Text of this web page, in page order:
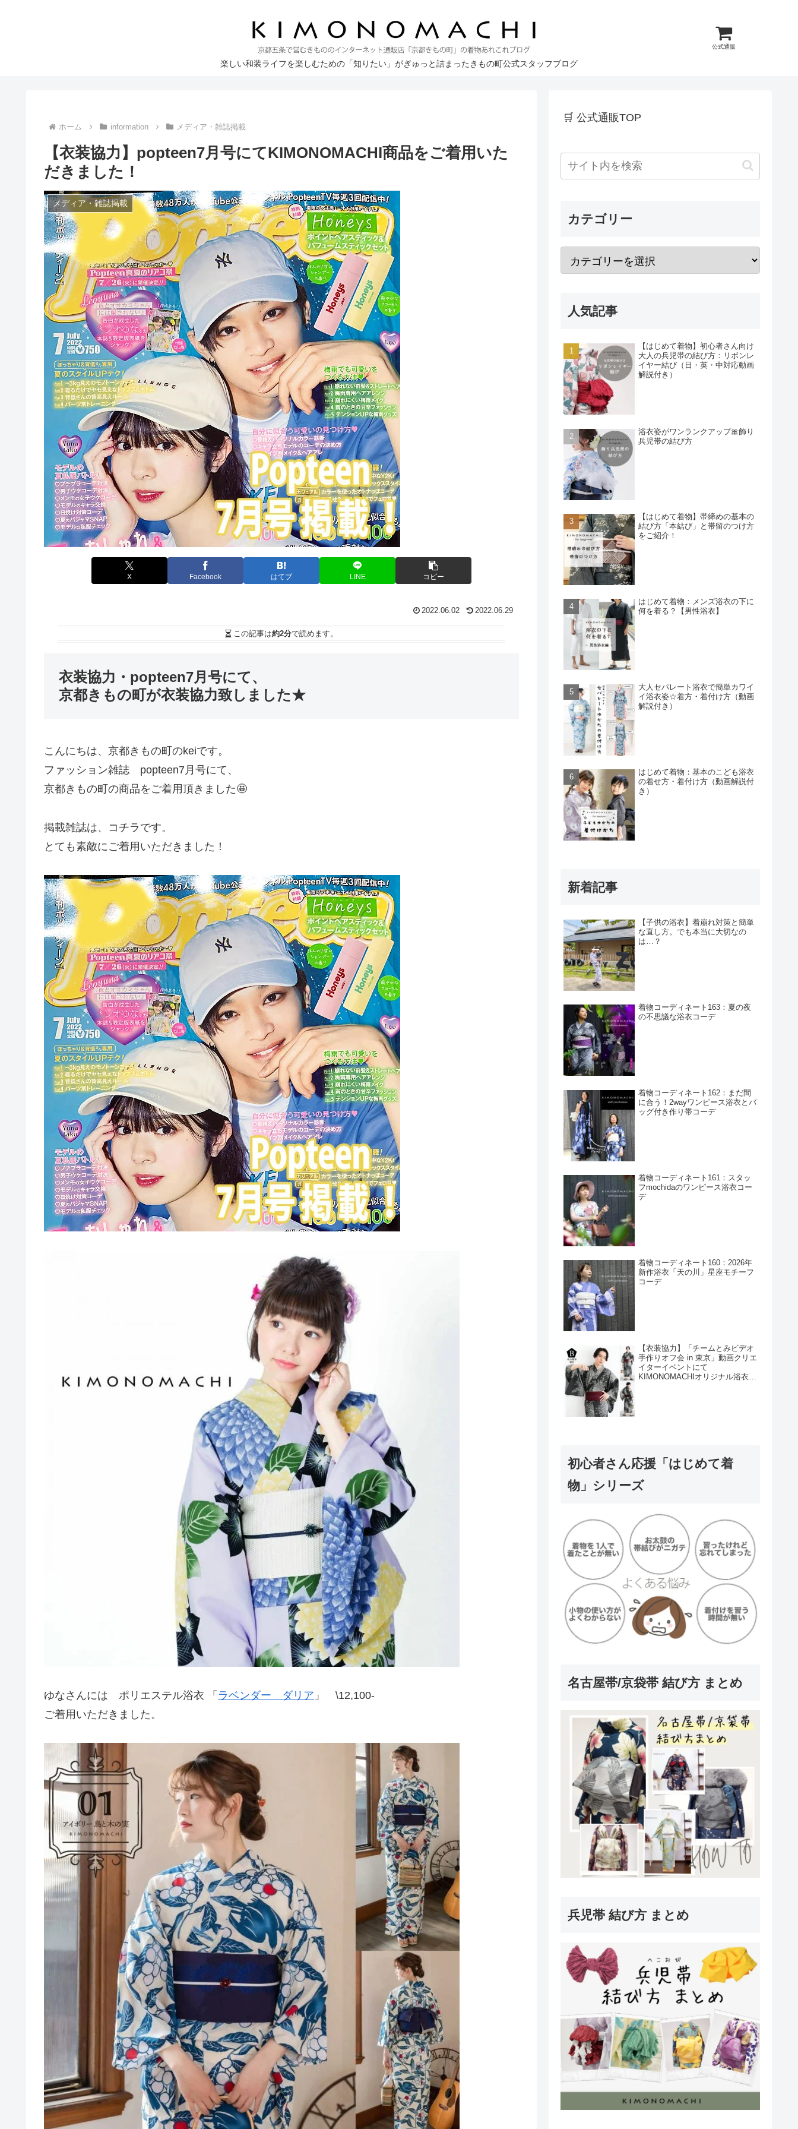
公式通販
楽しい和装ライフを楽しむための「知りたい」がぎゅっと詰まったきもの町公式スタッフブログ
ホーム information メディア・雑誌掲載
【衣装協力】popteen7月号にてKIMONOMACHI商品をご着用いた
だきました！
メディア・雑誌掲載
X Facebook はてブ LINE コピー
2022.06.02 2022.06.29
この記事は約2分で読めます。
衣装協力・popteen7月号にて、
京都きもの町が衣装協力致しました★
こんにちは、京都きもの町のkeiです。
ファッション雑誌 popteen7月号にて、
京都きもの町の商品をご着用頂きました🤩
掲載雑誌は、コチラです。
とても素敵にご着用いただきました！
ゆなさんには ポリエステル浴衣 「 ラベンダー ダリア 」 \12,100-
ご着用いただきました。
🛒 公式通販TOP
カテゴリー
人気記事
【はじめて着物】初心者さん向け
大人の兵児帯の結び方：リボンレ
イヤー結び（日・英・中対応動画
解説付き）
浴衣姿がワンランクアップ🎀飾り
兵児帯の結び方
【はじめて着物】帯締めの基本の
結び方「本結び」と帯留のつけ方
をご紹介！
はじめて着物：メンズ浴衣の下に
何を着る？【男性浴衣】
大人セパレート浴衣で簡単カワイ
イ浴衣姿☆着方・着付け方（動画
解説付き）
はじめて着物：基本のこども浴衣
の着せ方・着付け方（動画解説付
き）
新着記事
【子供の浴衣】着崩れ対策と簡単
な直し方。でも本当に大切なの
は…？
着物コーディネート163：夏の夜
の不思議な浴衣コーデ
着物コーディネート162：まだ間
に合う！2wayワンピース浴衣とバ
ッグ付き作り帯コーデ
着物コーディネート161：スタッ
フmochidaのワンピース浴衣コー
デ
着物コーディネート160：2026年
新作浴衣「天の川」星座モチーフ
コーデ
【衣装協力】「チームとみビデオ
手作りオフ会 in 東京」動画クリエ
イターイベントにて
KIMONOMACHIオリジナル浴衣を
初心者さん応援「はじめて着
物」シリーズ
名古屋帯/京袋帯 結び方 まとめ
兵児帯 結び方 まとめ